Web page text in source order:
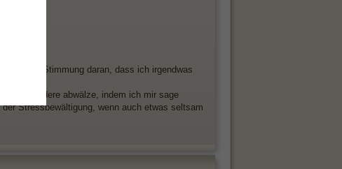
Stimmung daran, dass ich irgendwas
auf andere abwälze, indem ich mir sage
Stressbewältigung, wenn auch etwas seltsam